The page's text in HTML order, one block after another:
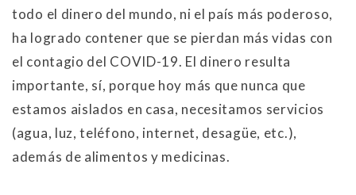
todo el dinero del mundo, ni el país más poderoso,
ha logrado contener que se pierdan más vidas con
el contagio del COVID-19. El dinero resulta
importante, sí, porque hoy más que nunca que
estamos aislados en casa, necesitamos servicios
(agua, luz, teléfono, internet, desagüe, etc.),
además de alimentos y medicinas.